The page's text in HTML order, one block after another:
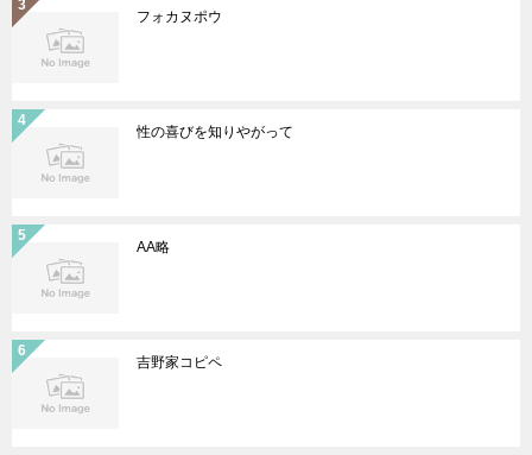
フォカヌポウ
性の喜びを知りやがって
AA略
吉野家コピペ